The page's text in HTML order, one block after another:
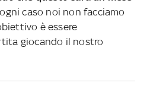
ogni caso noi non facciamo
è essere
giocando il nostro